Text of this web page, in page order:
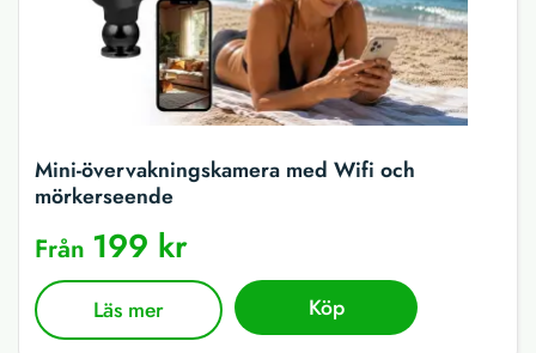
Mini-övervakningskamera med Wifi och
mörkerseende
Från 199 kr
Läs mer Köp